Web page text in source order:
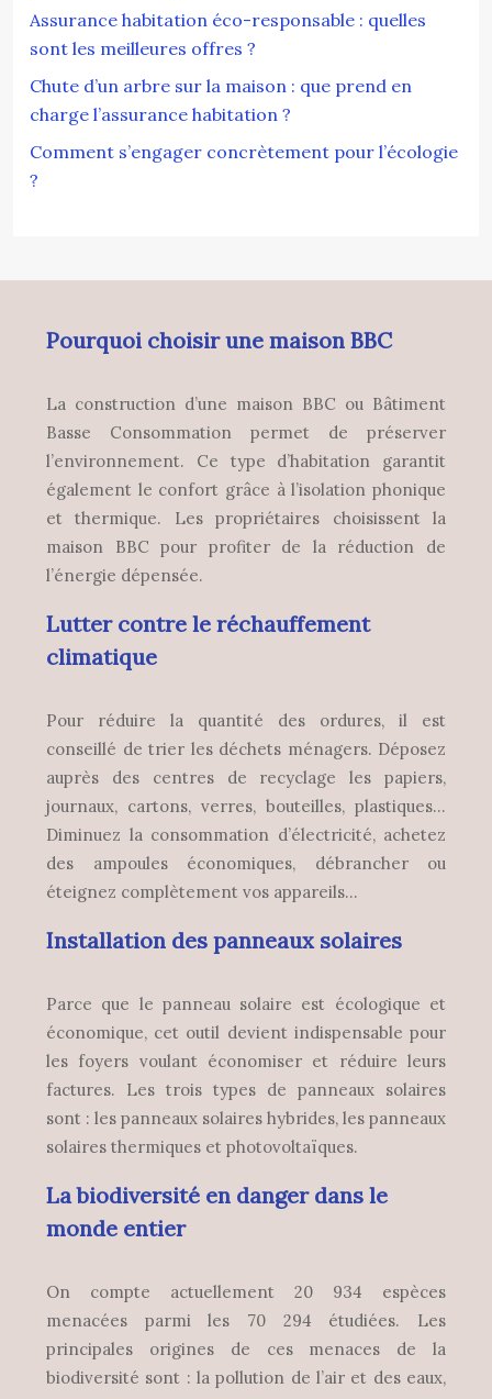
Assurance habitation éco-responsable : quelles
sont les meilleures offres ?
Chute d’un arbre sur la maison : que prend en
charge l’assurance habitation ?
Comment s’engager concrètement pour l’écologie
?
Pourquoi choisir une maison BBC
La construction d’une maison BBC ou Bâtiment
Basse Consommation permet de préserver
l’environnement. Ce type d’habitation garantit
également le confort grâce à l’isolation phonique
et thermique. Les propriétaires choisissent la
maison BBC pour profiter de la réduction de
l’énergie dépensée.
Lutter contre le réchauffement
climatique
Pour réduire la quantité des ordures, il est
conseillé de trier les déchets ménagers. Déposez
auprès des centres de recyclage les papiers,
journaux, cartons, verres, bouteilles, plastiques…
Diminuez la consommation d’électricité, achetez
des ampoules économiques, débrancher ou
éteignez complètement vos appareils…
Installation des panneaux solaires
Parce que le panneau solaire est écologique et
économique, cet outil devient indispensable pour
les foyers voulant économiser et réduire leurs
factures. Les trois types de panneaux solaires
sont : les panneaux solaires hybrides, les panneaux
solaires thermiques et photovoltaïques.
La biodiversité en danger dans le
monde entier
On compte actuellement 20 934 espèces
menacées parmi les 70 294 étudiées. Les
principales origines de ces menaces de la
biodiversité sont : la pollution de l’air et des eaux,